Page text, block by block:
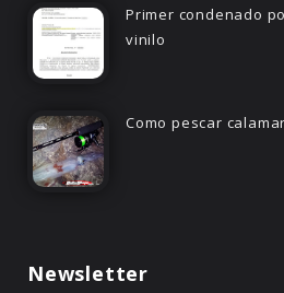
Primer condenado
vinilo
Como pescar
Newsletter